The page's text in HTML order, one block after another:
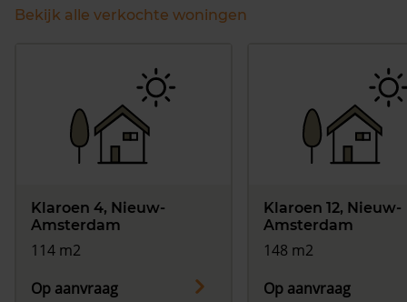
Bekijk alle verkochte woningen
Klaroen 4, Nieuw-
Amsterdam
114 m2
Op aanvraag
Klaroen 12, Nieuw-
Amsterdam
148 m2
Op aanvraag